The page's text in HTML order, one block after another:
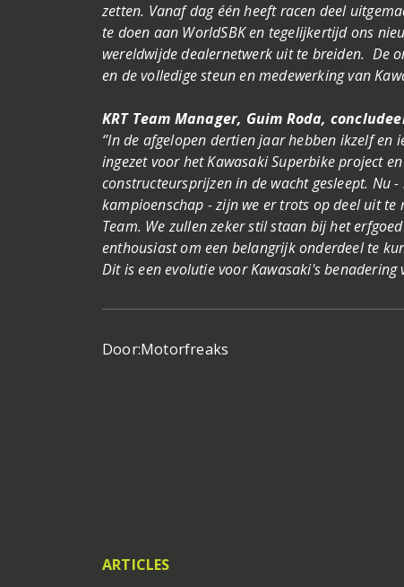
zetten. Vanaf dag één heeft racen deel
te doen aan WorldSBK en tegelijkertijd ons
wereldwijde dealernetwerk uit te breiden. De
en de volledige steun en medewerking van
KRT Team Manager, Guim Roda,
‘’In de afgelopen dertien jaar hebben ikzelf
ingezet voor het Kawasaki Superbike project
constructeursprijzen in de wacht gesleept. Nu
kampioenschap - zijn we er trots op deel uit
Team. We zullen zeker stil staan bij het
enthousiast om een belangrijk onderdeel te
Dit is een evolutie voor Kawasaki's
Door:Motorfreaks
ARTICLES